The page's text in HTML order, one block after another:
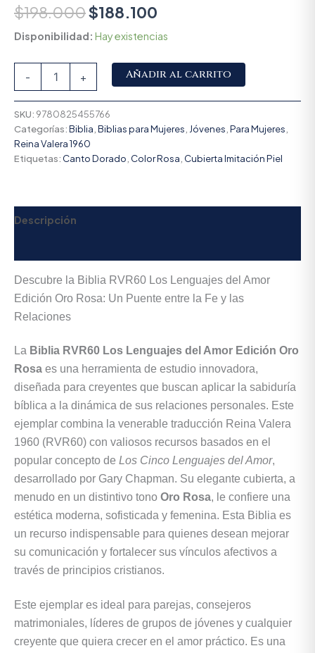
$198.000$188.100
Disponibilidad: Hay existencias
- + Añadir al carrito
SKU: 9780825455766
Categorías:Biblia Biblias para Mujeres Jóvenes Para Mujeres
Reina Valera 1960
Etiquetas: Canto Dorado Color Rosa Cubierta Imitación Piel
Descripción
Descubre la Biblia RVR60 Los Lenguajes del Amor
Edición Oro Rosa: Un Puente entre la Fe y las
Relaciones
La Biblia RVR60 Los Lenguajes del Amor Edición Oro
Rosa es una herramienta de estudio innovadora,
diseñada para creyentes que buscan aplicar la sabiduría
bíblica a la dinámica de sus relaciones personales. Este
ejemplar combina la venerable traducción Reina Valera
1960 (RVR60) con valiosos recursos basados en el
popular concepto de Los Cinco Lenguajes del Amor,
desarrollado por Gary Chapman. Su elegante cubierta, a
menudo en un distintivo tono Oro Rosa, le confiere una
estética moderna, sofisticada y femenina. Esta Biblia es
un recurso indispensable para quienes desean mejorar
su comunicación y fortalecer sus vínculos afectivos a
través de principios cristianos.
Este ejemplar es ideal para parejas, consejeros
matrimoniales, líderes de grupos de jóvenes y cualquier
creyente que quiera crecer en el amor práctico. Es una